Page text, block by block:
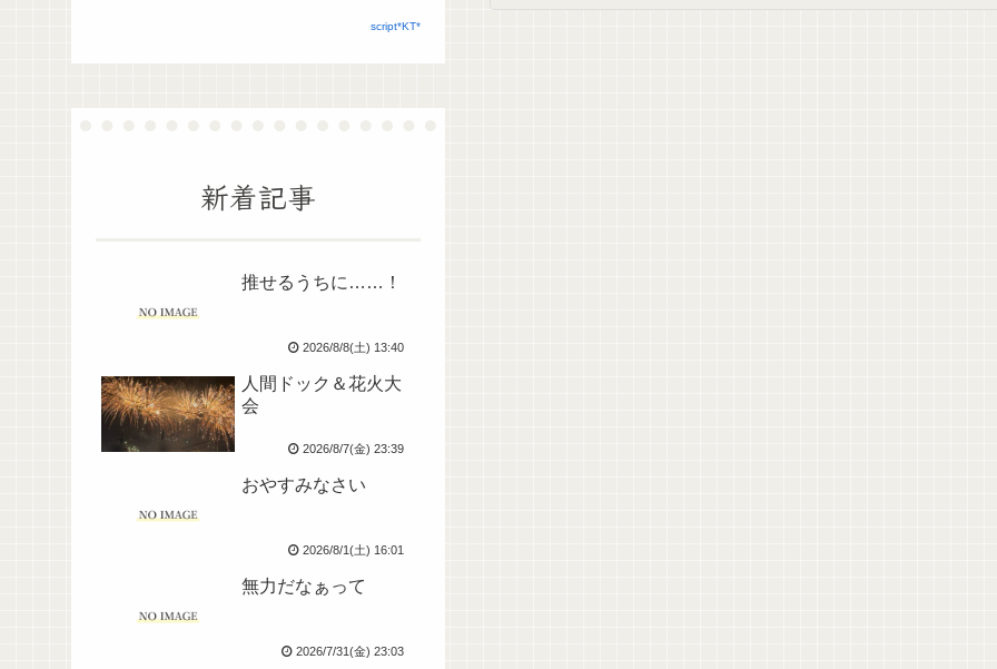
script*KT*
新着記事
推せるうちに……！
2026/8/8(土) 13:40
人間ドック＆花火大
会
2026/8/7(金) 23:39
おやすみなさい
2026/8/1(土) 16:01
無力だなぁって
2026/7/31(金) 23:03